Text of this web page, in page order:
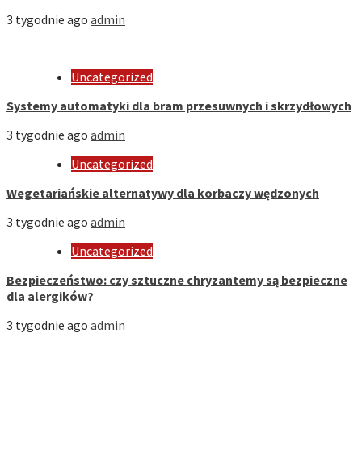
3 tygodnie ago admin
Uncategorized
Systemy automatyki dla bram przesuwnych i skrzydłowych
3 tygodnie ago admin
Uncategorized
Wegetariańskie alternatywy dla korbaczy wędzonych
3 tygodnie ago admin
Uncategorized
Bezpieczeństwo: czy sztuczne chryzantemy są bezpieczne
dla alergików?
3 tygodnie ago admin